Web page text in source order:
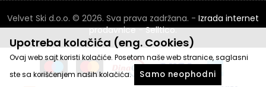
Velvet Ski d.o.o. © 2026. Sva prava zadržana. - Izrada internet
prodavnice-Selltico.
Upotreba kolačića (eng. Cookies)
Ovaj web sajt koristi kolačiće. Posetom naše web stranice, saglasni
ste sa korišćenjem naših kolačića.
Samo neophodni